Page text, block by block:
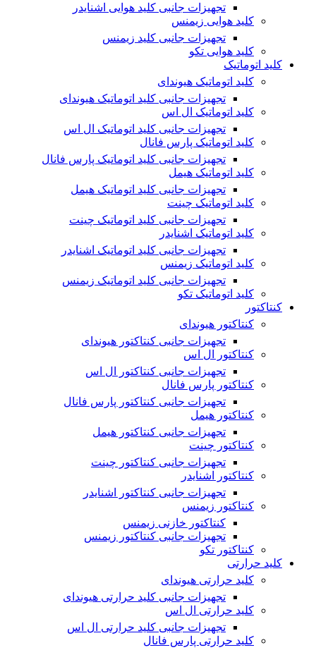
تجهیزات جانبی کلید هوایی اشنایدر
کلید هوایی زیمنس
تجهیزات جانبی کلید زیمنس
کلید هوایی تکو
کلید اتوماتیک
کلید اتوماتیک هیوندای
تجهیزات جانبی کلید اتوماتیک هیوندای
کلید اتوماتیک ال اس
تجهیزات جانبی کلید اتوماتیک ال اس
کلید اتوماتیک پارس فانال
تجهیزات جانبی کلید اتوماتیک پارس فانال
کلید اتوماتیک هیمل
تجهیزات جانبی کلید اتوماتیک هیمل
کلید اتوماتیک چینت
تجهیزات جانبی کلید اتوماتیک چینت
کلید اتوماتیک اشنایدر
تجهیزات جانبی کلید اتوماتیک اشنایدر
کلید اتوماتیک زیمنس
تجهیزات جانبی کلید اتوماتیک زیمنس
کلید اتوماتیک تکو
کنتاکتور
کنتاکتور هیوندای
تجهیزات جانبی کنتاکتور هیوندای
کنتاکتور ال اس
تجهیزات جانبی کنتاکتور ال اس
کنتاکتور پارس فانال
تجهیزات جانبی کنتاکتور پارس فانال
کنتاکتور هیمل
تجهیزات جانبی کنتاکتور هیمل
کنتاکتور چینت
تجهیزات جانبی کنتاکتور چینت
کنتاکتور اشنایدر
تجهیزات جانبی کنتاکتور اشنایدر
کنتاکتور زیمنس
کنتاکتور خازنی زیمنس
تجهیزات جانبی کنتاکتور زیمنس
کنتاکتور تکو
کلید حرارتی
کلید حرارتی هیوندای
تجهیزات جانبی کلید حرارتی هیوندای
کلید حرارتی ال اس
تجهیزات جانبی کلید حرارتی ال اس
کلید حرارتی پارس فانال